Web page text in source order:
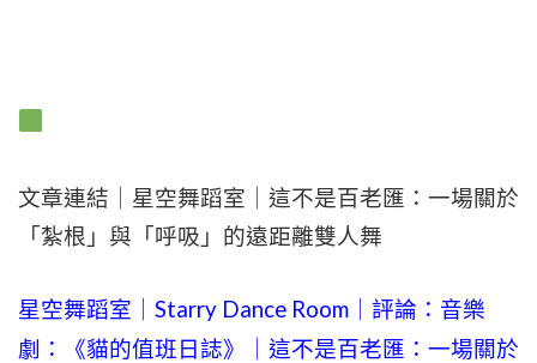
文章連結｜星空舞蹈室｜這不是百老匯：一場關於
「紮根」與「呼吸」的遠距離雙人舞
星空舞蹈室｜Starry Dance Room｜評論：音樂
劇：《貓的值班日誌》｜這不是百老匯：一場關於